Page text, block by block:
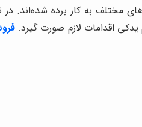
مختلف به کار برده شده‌اند.
یدکی اقدامات لازم صورت گیرد.